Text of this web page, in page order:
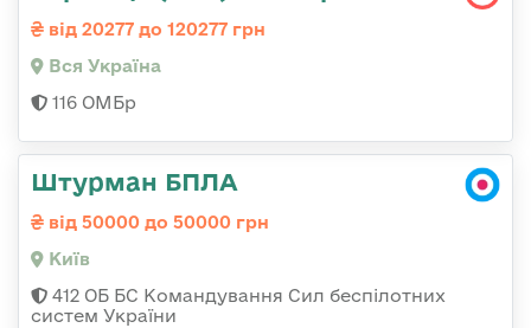
від 20277 до 120277 грн
Вся Україна
116 ОМБр
Штурман БПЛА
від 50000 до 50000 грн
Київ
412 ОБ БС Командування Сил беспілотних
систем України